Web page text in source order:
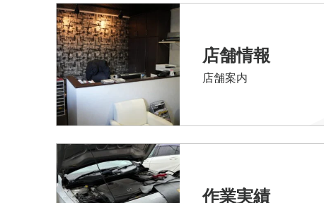
店舗情報
店舗案内
作業実績